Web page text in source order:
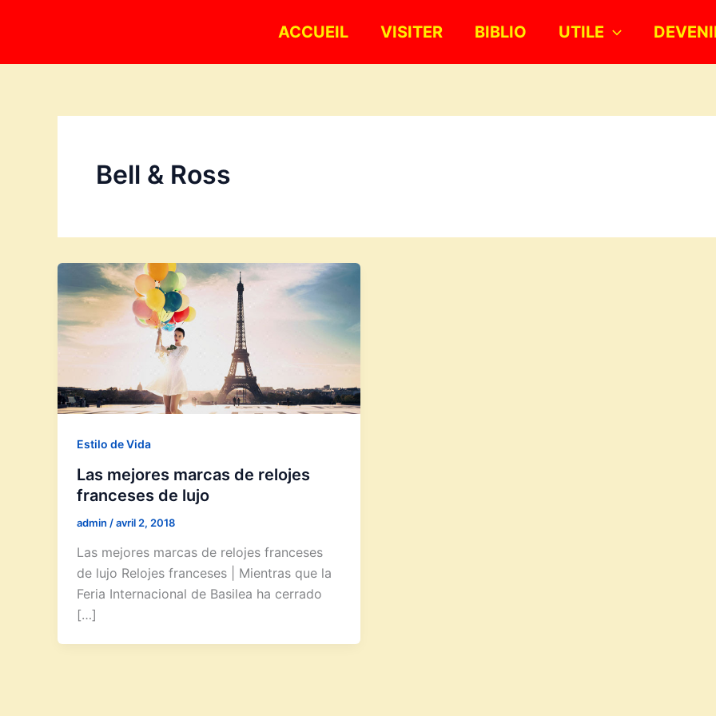
ACCUEIL VISITER BIBLIO UTILE
Bell & Ross
Estilo de Vida
Las mejores marcas de relojes
franceses de lujo
admin /avril 2, 2018
Las mejores marcas de relojes franceses
de lujo Relojes franceses | Mientras que la
Feria Internacional de Basilea ha cerrado
[…]